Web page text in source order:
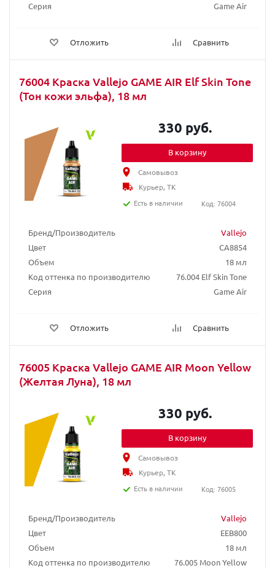
Серия
Game Air
Отложить Сравнить
76004 Краска Vallejo GAME AIR Elf Skin Tone
(Тон кожи эльфа), 18 мл
Бренд/Производитель
Vallejo
Цвет
CA8854
Объем
18 мл
Код оттенка по производителю
76.004 Elf Skin Tone
Серия
Game Air
Отложить Сравнить
330 руб.
В корзину
Самовывоз
Курьер, ТК
Есть в наличии
Код: 76004
76005 Краска Vallejo GAME AIR Moon Yellow
(Желтая Луна), 18 мл
Бренд/Производитель
Vallejo
Цвет
EEB800
Объем
18 мл
Код оттенка по производителю
76.005 Moon Yellow
330 руб.
В корзину
Самовывоз
Курьер, ТК
Есть в наличии
Код: 76005